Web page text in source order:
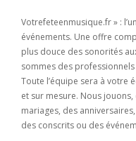
Votrefeteenmusique.fr » :
événements. Une offre
plus douce des sonorités
sommes des
Toute l’équipe sera à votre
et sur mesure. Nous
mariages, des
des conscrits ou des